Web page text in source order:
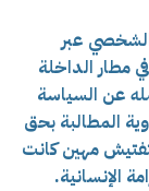
عبر
مطار الداخلة
عن السياسة
المطالبة بحق
مهين كانت
الإنسانية.